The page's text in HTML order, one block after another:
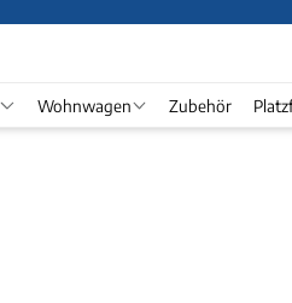
Wohnwagen Zubehör